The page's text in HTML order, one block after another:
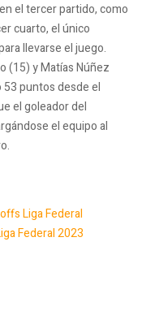
el tercer partido, como
cuarto, el único
llevarse el juego.
(15) y Matías Núñez
puntos desde el
el goleador del
el equipo al
Liga Federal
Federal 2023